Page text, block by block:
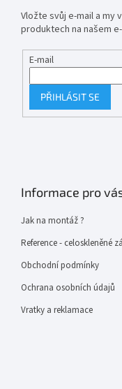
Vložte svůj e-mail a my
produktech na našem
E-mail
PŘIHLÁSIT SE
Informace pro
Jak na montáž ?
Reference - celoskleněné
Obchodní podmínky
Ochrana osobních údajů
Vratky a reklamace